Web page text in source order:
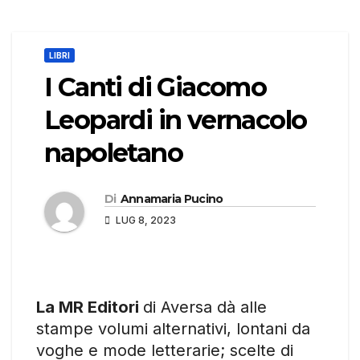
LIBRI
I Canti di Giacomo
Leopardi in vernacolo
napoletano
Di Annamaria Pucino
LUG 8, 2023
La MR Editori di Aversa dà alle
stampe volumi alternativi, lontani da
voghe e mode letterarie; scelte di